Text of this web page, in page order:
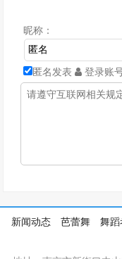
昵称：
匿名发表 登录账
新闻动态 芭蕾舞 舞蹈